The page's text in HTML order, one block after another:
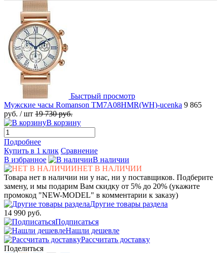
Быстрый просмотр
Мужские часы Romanson TM7A08HMR(WH)-ucenka 9 865
руб. / шт 19 730 руб.
В корзину
Подробнее
Купить в 1 клик Сравнение
В избранное
В наличии
НЕТ В НАЛИЧИИ
Товара нет в наличии ни у нас, ни у поставщиков. Подберите
замену, и мы подарим Вам скидку от 5% до 20% (укажите
промокод "NEW-MODEL" в комментарии к заказу)
Другие товары раздела
14 990 руб.
Подписаться
Нашли дешевле
Рассчитать доставку
Поделиться